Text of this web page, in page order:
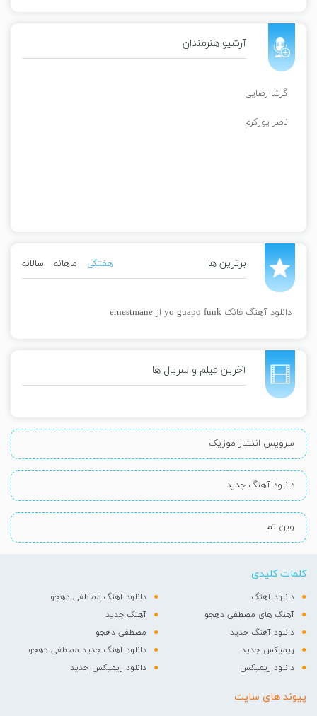
آرشیو هنرمندان
گرشا رضایی
ناصر پورکرم
برترین ها هفتگی ماهانه سالانه
دانلود آهنگ فانک yo guapo funk از ernestmane
آخرین فیلم و سریال ها
سرویس انتشار موزیک
دانلود آهنگ جدید
وین تم
کلمات کلیدی
دانلود آهنگ
دانلود آهنگ مصطفی دهجو
آهنگ های مصطفی دهجو
آهنگ جدید
دانلود آهنگ جدید
مصطفی دهجو
ریمیکس جدید
دانلود آهنگ جدید مصطفی دهجو
دانلود ریمیکس
دانلود ریمیکس جدید
پیوند های سایت